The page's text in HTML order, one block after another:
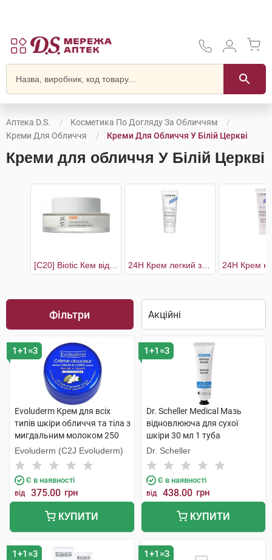
Аптека D.S.
Косметика По Догляду За Обличчям
Креми Для Обличчя
Креми Для Обличчя У Білій Церкві
Креми для обличчя У Білій Церкві
Фільтри
1+1=3
Evoluderm Крем для всіх
типів шкіри обличчя та тіла з
мигдальним молоком 250
мл 1 банка
Evoluderm (C2J Evoluderm)
Є в наявності
від 375.00 грн
КУПИТИ
1+1=3
Dr. Scheller Medical Мазь
відновлююча для сухої
шкіри 30 мл 1 туба
Dr. Scheller
Є в наявності
від 438.00 грн
КУПИТИ
1+1=3 1+1=3